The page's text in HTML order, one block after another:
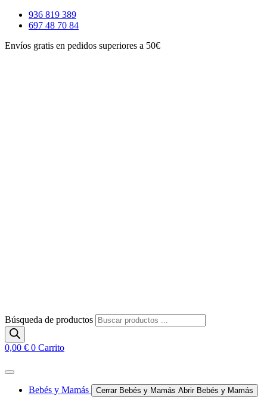
936 819 389
697 48 70 84
Envíos gratis en pedidos superiores a 50€
Búsqueda de productos
0,00 € 0 Carrito
Bebés y Mamás Cerrar Bebés y Mamás Abrir Bebés y Mamás